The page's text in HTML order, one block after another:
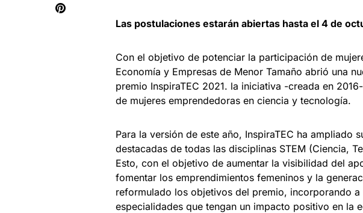
Las postulaciones estarán abiertas hasta el 4 de
Con el objetivo de potenciar la participación de
Economía y Empresas de Menor Tamaño abrió una
premio InspiraTEC 2021. la iniciativa -creada en
de mujeres emprendedoras en ciencia y tecnología.
Para la versión de este año, InspiraTEC ha ampliado
destacadas de todas las disciplinas STEM (Ciencia,
Esto, con el objetivo de aumentar la visibilidad del
fomentar los emprendimientos femeninos y la
reformulado los objetivos del premio, incorporando
especialidades que tengan un impacto positivo en la